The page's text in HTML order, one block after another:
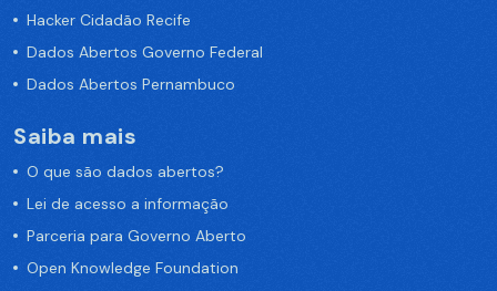
Hacker Cidadão Recife
Dados Abertos Governo Federal
Dados Abertos Pernambuco
Saiba mais
O que são dados abertos?
Lei de acesso a informação
Parceria para Governo Aberto
Open Knowledge Foundation